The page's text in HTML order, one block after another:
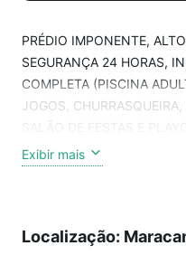
PRÉDIO IMPONENTE,
SEGURANÇA 24 HORAS,
COMPLETA (PISCINA
JOGOS,
ESCRITURADA.
APARTAMENTO NO
E PLANEJADA DE
Exibir mais
Localização: